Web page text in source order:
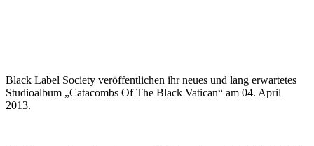
Black Label Society veröffentlichen ihr neues und lang erwartetes
Studioalbum „Catacombs Of The Black Vatican“ am 04. April
2013.